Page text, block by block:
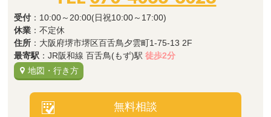
受付 ：10:00～20:00(日祝10:00～17:00)
休業 ：不定休
住所 ：大阪府堺市堺区百舌鳥夕雲町1-75-13 2F
最寄駅 ：JR阪和線 百舌鳥(もず)駅徒歩2分
地図・行き方
無料相談